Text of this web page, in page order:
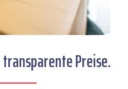
Preise.